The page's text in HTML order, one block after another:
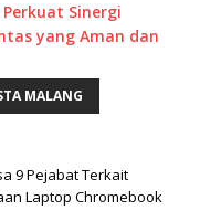
Sinergi
yang Aman dan
MALANG
9 Pejabat Terkait
Laptop Chromebook